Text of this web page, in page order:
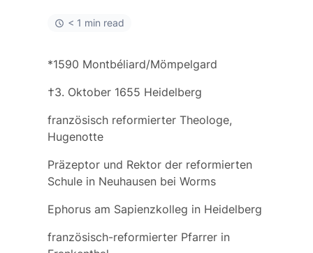
< 1 min read
*1590 Montbéliard/Mömpelgard
†3. Oktober 1655 Heidelberg
französisch reformierter Theologe,
Hugenotte
Präzeptor und Rektor der reformierten
Schule in Neuhausen bei Worms
Ephorus am Sapienzkolleg in Heidelberg
französisch-reformierter Pfarrer in